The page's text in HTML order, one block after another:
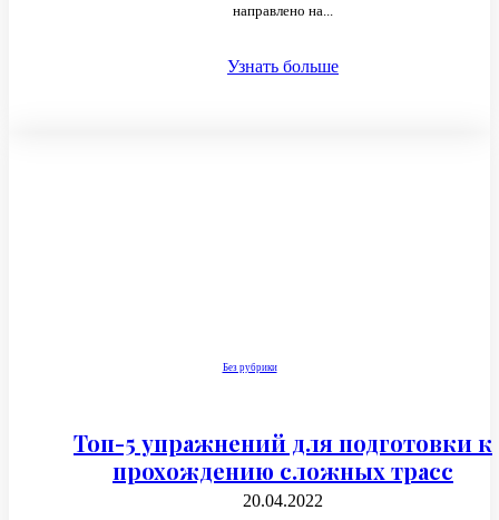
направлено на...
Узнать больше
Без рубрики
Топ-5 упражнений для подготовки к
прохождению сложных трасс
20.04.2022